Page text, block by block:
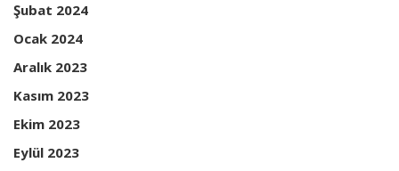
Şubat 2024
Ocak 2024
Aralık 2023
Kasım 2023
Ekim 2023
Eylül 2023